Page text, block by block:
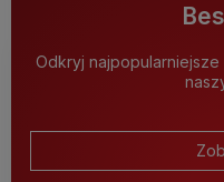
Odkryj